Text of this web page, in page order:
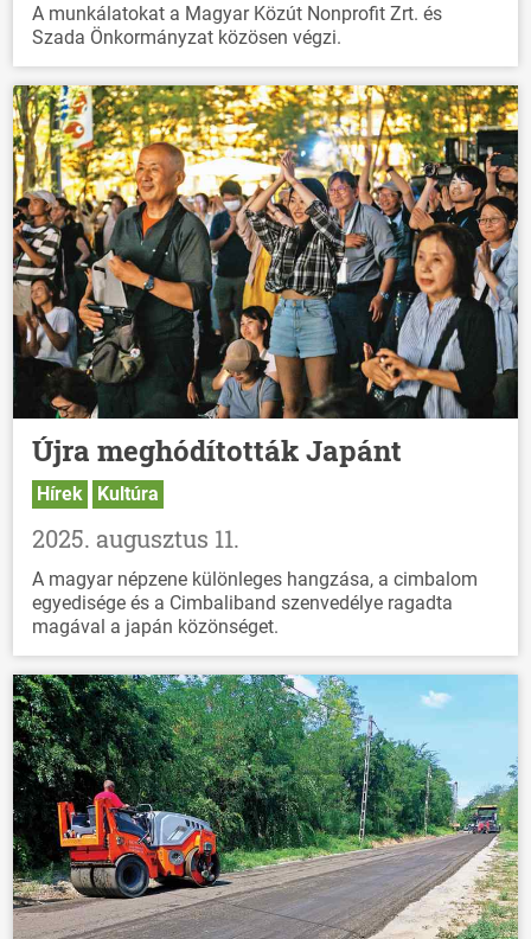
A munkálatokat a Magyar Közút Nonprofit Zrt. és
Szada Önkormányzat közösen végzi.
Újra meghódították Japánt
Hírek Kultúra
2025. augusztus 11.
A magyar népzene különleges hangzása, a cimbalom
egyedisége és a Cimbaliband szenvedélye ragadta
magával a japán közönséget.